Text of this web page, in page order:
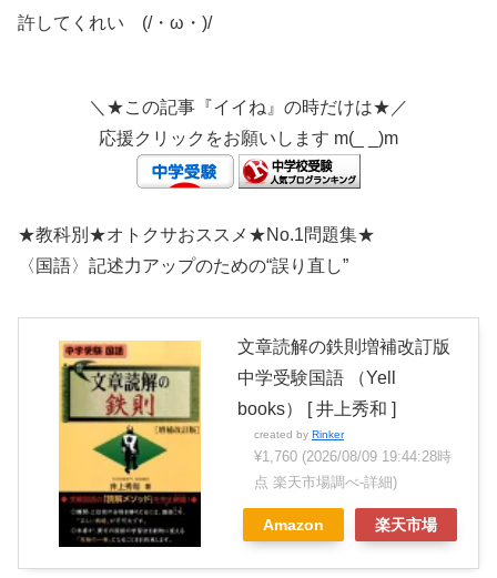
許してくれい (/・ω・)/
＼★この記事『イイね』の時だけは★／
応援クリックをお願いします m(_ _)m
★教科別★オトクサおススメ★No.1問題集★
〈国語〉記述力アップのための“誤り直し”
文章読解の鉄則増補改訂版
中学受験国語 （Yell
books） [ 井上秀和 ]
created by Rinker
¥1,760 (2026/08/09 19:44:28時
点 楽天市場調べ-詳細)
Amazon 楽天市場